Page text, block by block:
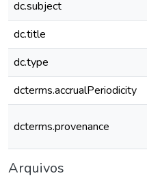
dc.subject
dc.title
dc.type
dcterms.accrualPeriodicity
dcterms.provenance
Arquivos